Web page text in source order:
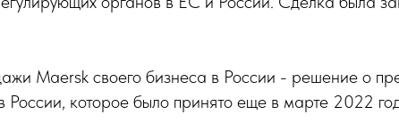
Maersk своего бизнеса в России - решение о
России, которое было принято еще в марте 2022